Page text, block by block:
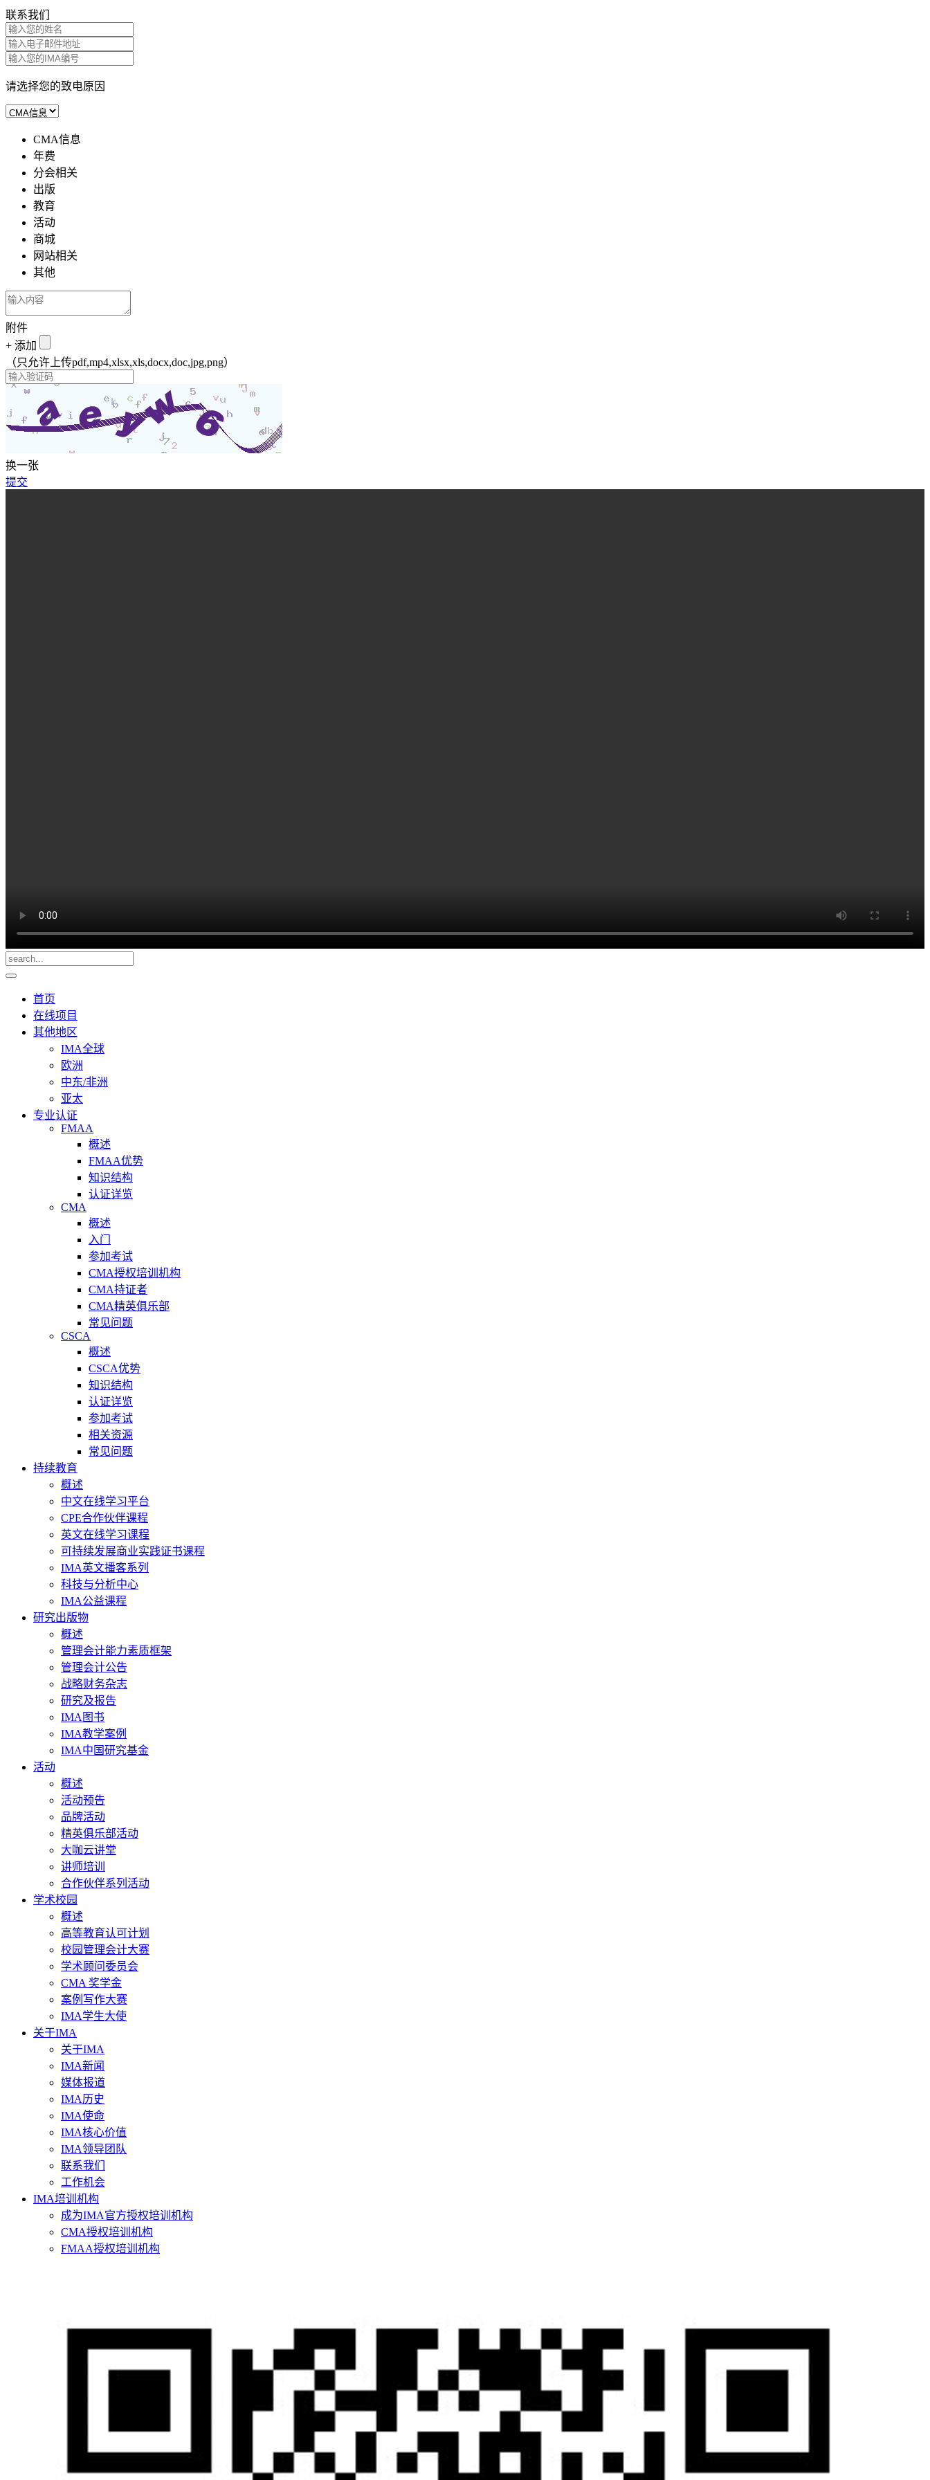
联系我们
请选择您的致电原因
CMA信息
年费
分会相关
出版
教育
活动
商城
网站相关
其他
附件
+ 添加
（只允许上传pdf,mp4,xlsx,xls,docx,doc,jpg,png）
换一张
提交
首页
在线项目
其他地区
IMA全球
欧洲
中东/非洲
亚太
专业认证
FMAA
概述
FMAA优势
知识结构
认证详览
CMA
概述
入门
参加考试
CMA授权培训机构
CMA持证者
CMA精英俱乐部
常见问题
CSCA
概述
CSCA优势
知识结构
认证详览
参加考试
相关资源
常见问题
持续教育
概述
中文在线学习平台
CPE合作伙伴课程
英文在线学习课程
可持续发展商业实践证书课程
IMA英文播客系列
科技与分析中心
IMA公益课程
研究出版物
概述
管理会计能力素质框架
管理会计公告
战略财务杂志
研究及报告
IMA图书
IMA教学案例
IMA中国研究基金
活动
概述
活动预告
品牌活动
精英俱乐部活动
大咖云讲堂
讲师培训
合作伙伴系列活动
学术校园
概述
高等教育认可计划
校园管理会计大赛
学术顾问委员会
CMA 奖学金
案例写作大赛
IMA学生大使
关于IMA
关于IMA
IMA新闻
媒体报道
IMA历史
IMA使命
IMA核心价值
IMA领导团队
联系我们
工作机会
IMA培训机构
成为IMA官方授权培训机构
CMA授权培训机构
FMAA授权培训机构